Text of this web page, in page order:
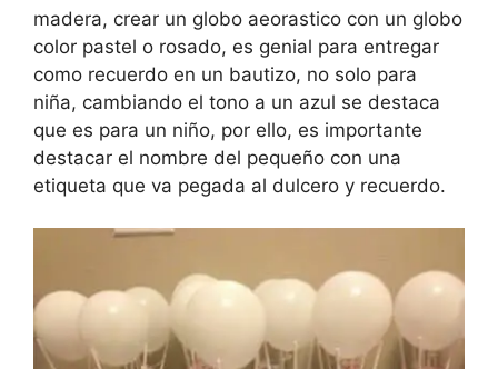
madera, crear un globo aeorastico con un globo
color pastel o rosado, es genial para entregar
como recuerdo en un bautizo, no solo para
niña, cambiando el tono a un azul se destaca
que es para un niño, por ello, es importante
destacar el nombre del pequeño con una
etiqueta que va pegada al dulcero y recuerdo.